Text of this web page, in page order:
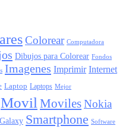
Colorear Computadora
Dibujos para Colorear Fondos
Imagenes Imprimir Internet
Laptop Laptops Mejor
Movil MovilesNokia
Smartphone Software